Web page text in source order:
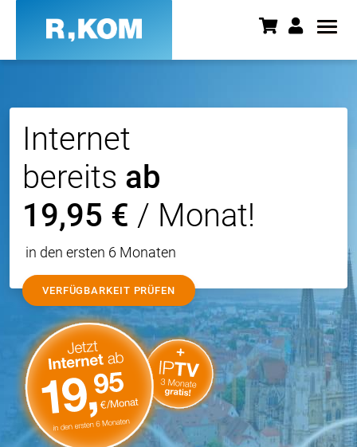
Internet
bereits ab
19,95 € / Monat!
in den ersten 6 Monaten
VERFÜGBARKEIT PRÜFEN